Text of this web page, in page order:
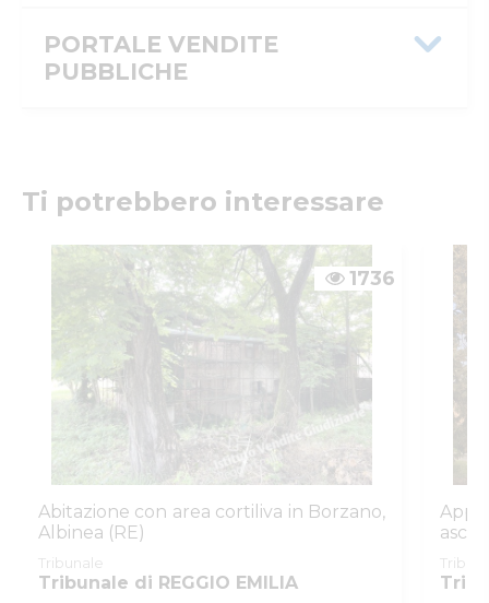
Emilia
Numeri di telefono
Fax: 0522/271150
IVG
Numeri di telefono : 0522513174
PORTALE VENDITE
PUBBLICHE
Tipologia
inserzione
ID procedura 1010436
procedura
giudiziaria
ID procedura
giudiziaria
1010436
ID registro
ESECUZIONI_CIVILI_IMMOBILIARI
ID rito
EICA
ID tribunale
0350330099
Tribunale
Registro
ESECUZIONI CIVILI IMMOBILIARI
Ti potrebbero interessare
1736
Abitazione con area cortiliva in Borzano,
Albinea (RE)
Tribunale
Tribunale di REGGIO EMILIA